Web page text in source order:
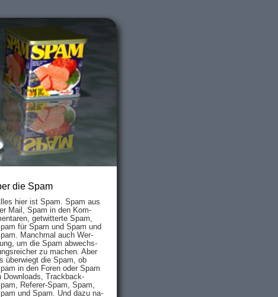
die Spam
hier ist Spam. Spam aus
Mail, Spam in den Kom­
ge­twit­ter­te Spam,
für Spam und Spam und
Manch­mal auch Wer­
um die Spam ab­wechs­
zu mach­en. Aber
über­wiegt die Spam, ob
in den Fo­ren oder Spam
Down­loads, Track­back-
Re­fe­rer-Spam, Spam,
und Spam. Und da­zu na­